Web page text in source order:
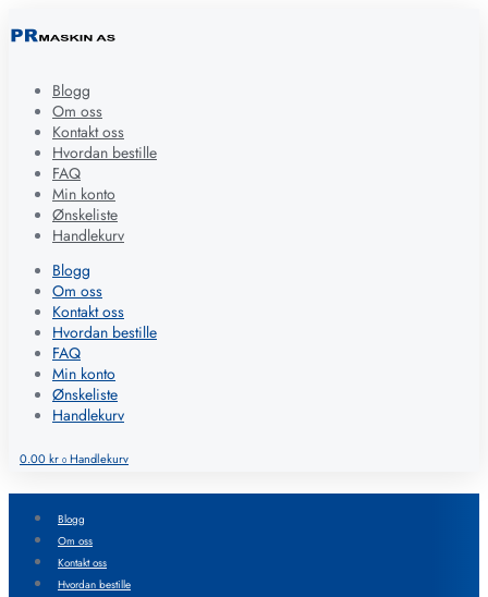
Blogg
Om oss
Kontakt oss
Hvordan bestille
FAQ
Min konto
Ønskeliste
Handlekurv
Blogg
Om oss
Kontakt oss
Hvordan bestille
FAQ
Min konto
Ønskeliste
Handlekurv
0.00kr 0 Handlekurv
Blogg
Om oss
Kontakt oss
Hvordan bestille